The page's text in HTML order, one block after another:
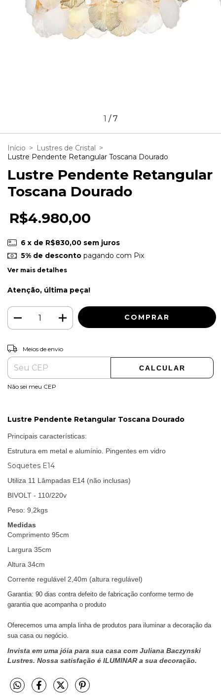
1 /7
Início > Lustres de Cristal >
Lustre Pendente Retangular Toscana Dourado
Lustre Pendente Retangular
Toscana Dourado
R$4.980,00
6 x de R$830,00 sem juros
5% de descontopagando com Pix
Ver mais detalhes
Atenção, última peça!
Entregas para o CEP:
Meios de envio
CALCULAR
Não sei meu CEP
Lustre Pendente Retangular Toscana Dourado
Principais características:
Estrutura em metal e alumínio. Pingentes em vidro
Soquetes E14
Utiliza 11 Lâmpadas E14 (não inclusas)
BIVOLT - 110/220v
Peso: 9,2kgs
Medidas
Comprimento 95cm
Largura 35cm
Altura 34cm
Corrente regulável 2,40m (altura regulável)
Garantia: 90 dias contra defeito de fabricação conforme termo de
garantia que acompanha o produto
Oferecemos uma ampla linha de produtos para iluminar a decoração da
sua casa ou negócio.
Invista em uma jóia para sua casa com Juliana Baczynski
Lustres. Nossa satisfação é ILUMINAR a sua decoração.